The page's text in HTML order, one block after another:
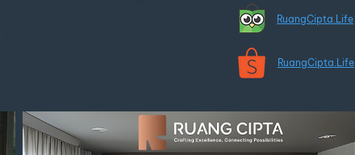
RuangCipta.Life
RuangCipta.Life